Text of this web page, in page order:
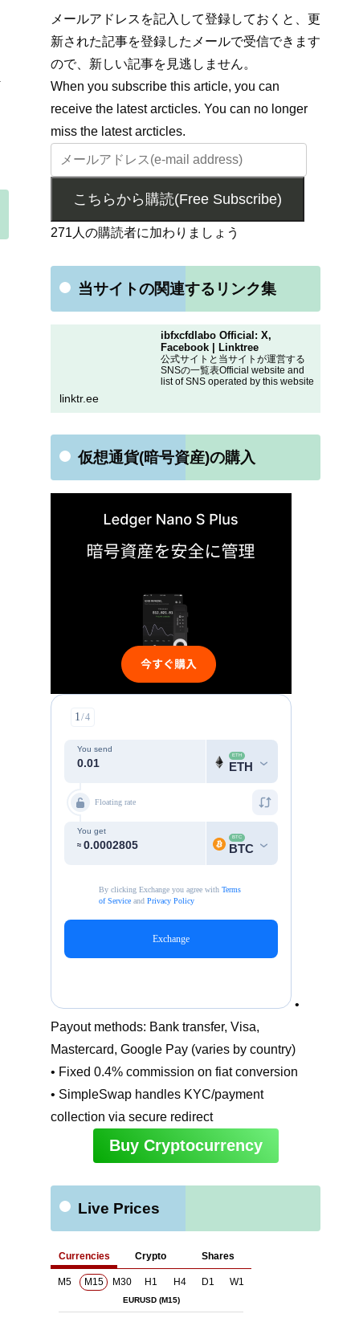
メールアドレスを記入して登録しておくと、更
新された記事を登録したメールで受信できます
ので、新しい記事を見逃しません。
When you subscribe this article, you can
receive the latest arcticles. You can no longer
miss the latest arcticles.
こちらから購読(Free Subscribe)
271人の購読者に加わりましょう
当サイトの関連するリンク集
ibfxcfdlabo Official: X,
Facebook | Linktree
公式サイトと当サイトが運営する
SNSの一覧表Official website and
list of SNS operated by this website
linktr.ee
仮想通貨(暗号資産)の購入
•
Payout methods: Bank transfer, Visa,
Mastercard, Google Pay (varies by country)
• Fixed 0.4% commission on fiat conversion
• SimpleSwap handles KYC/payment
collection via secure redirect
Buy Cryptocurrency
Live Prices